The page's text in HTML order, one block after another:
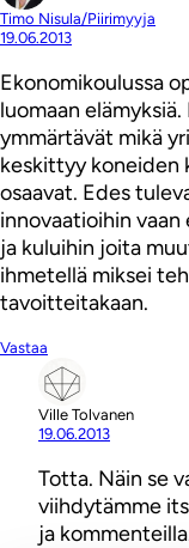
Timo Nisula/Piirimyyja
19.06.2013
Ekonomikoulussa
luomaan
ymmärtävät mikä
keskittyy koneiden
osaavat. Edes
innovaatioihin
ja kuluihin joita
ihmetellä miksei
tavoitteitakaan.
Vastaa
Ville Tolvanen
19.06.2013
Totta. Näin se
viihdytämme
ja